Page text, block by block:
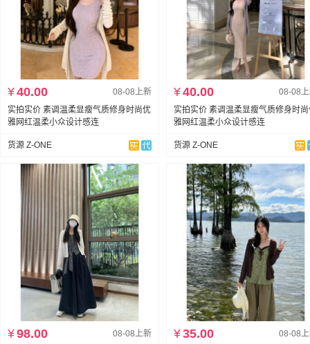
08-08上新
¥40.00
实拍实价 素调温柔显瘦气质修身时尚优
雅网红温柔小众设计感连
货源 Z-ONE
08-08
¥40.00
实拍实价 素调温柔显瘦气质修身时
雅网红温柔小众设计感连
货源 Z-ONE
08-08上新
¥98.00 08-08
¥35.00